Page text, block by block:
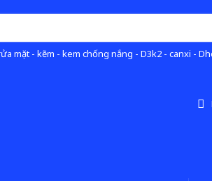
mặt - kẽm - kem chống nắng - D3k2 - canxi -